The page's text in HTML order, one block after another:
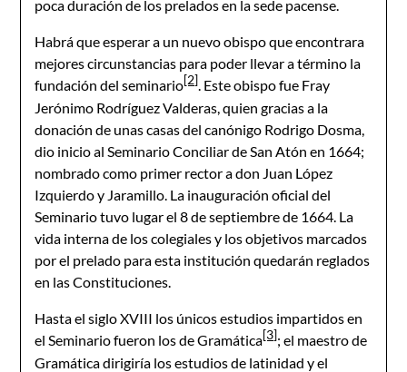
poca duración de los prelados en la sede pacense.
Habrá que esperar a un nuevo obispo que encontrara
mejores circunstancias para poder llevar a término la
fundación del seminario[2]. Este obispo fue Fray
Jerónimo Rodríguez Valderas, quien gracias a la
donación de unas casas del canónigo Rodrigo Dosma,
dio inicio al Seminario Conciliar de San Atón en 1664;
nombrado como primer rector a don Juan López
Izquierdo y Jaramillo. La inauguración oficial del
Seminario tuvo lugar el 8 de septiembre de 1664. La
vida interna de los colegiales y los objetivos marcados
por el prelado para esta institución quedarán reglados
en las Constituciones.
Hasta el siglo XVIII los únicos estudios impartidos en
el Seminario fueron los de Gramática[3]; el maestro de
Gramática dirigiría los estudios de latinidad y el